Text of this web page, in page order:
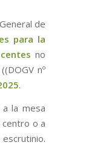
de
para la
no
nº
.
la mesa
o a